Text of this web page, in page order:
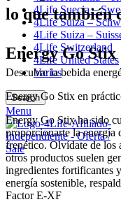
4Life Suecia –
4Life Suiza –
4Life Suiza –
4Life Switzerland
4Life United States
Varios
Search
Menu
lo que
Energy Go Stix
Descubre la bebida
Energy Go Stix en
Energy Go Stix ha sido
proporcionarte la energía
frenético. Olvídate de los
otros productos suelen
ingredientes fortificantes
energía sostenible,
Factor E-XF